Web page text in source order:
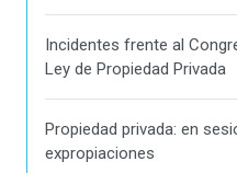
Incidentes frente al
Ley de Propiedad Privada
Propiedad privada: en
expropiaciones